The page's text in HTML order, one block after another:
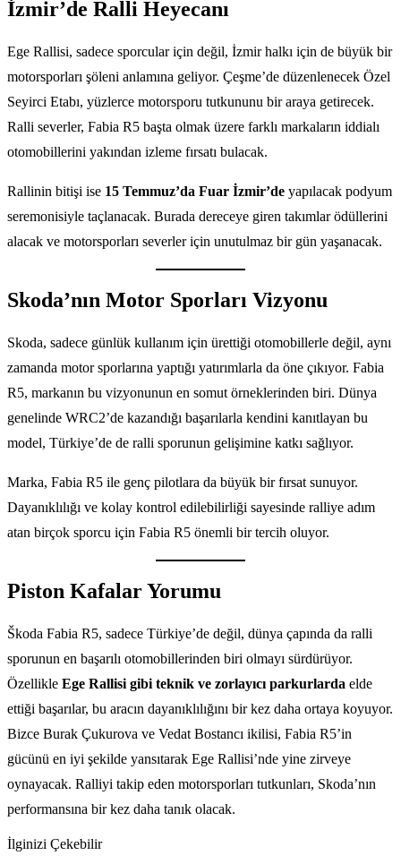
İzmir’de Ralli Heyecanı
Ege Rallisi, sadece sporcular için değil, İzmir halkı için de büyük bir
motorsporları şöleni anlamına geliyor. Çeşme’de düzenlenecek Özel
Seyirci Etabı, yüzlerce motorsporu tutkununu bir araya getirecek.
Ralli severler, Fabia R5 başta olmak üzere farklı markaların iddialı
otomobillerini yakından izleme fırsatı bulacak.
Rallinin bitişi ise 15 Temmuz’da Fuar İzmir’de yapılacak podyum
seremonisiyle taçlanacak. Burada dereceye giren takımlar ödüllerini
alacak ve motorsporları severler için unutulmaz bir gün yaşanacak.
Skoda’nın Motor Sporları Vizyonu
Skoda, sadece günlük kullanım için ürettiği otomobillerle değil, aynı
zamanda motor sporlarına yaptığı yatırımlarla da öne çıkıyor. Fabia
R5, markanın bu vizyonunun en somut örneklerinden biri. Dünya
genelinde WRC2’de kazandığı başarılarla kendini kanıtlayan bu
model, Türkiye’de de ralli sporunun gelişimine katkı sağlıyor.
Marka, Fabia R5 ile genç pilotlara da büyük bir fırsat sunuyor.
Dayanıklılığı ve kolay kontrol edilebilirliği sayesinde ralliye adım
atan birçok sporcu için Fabia R5 önemli bir tercih oluyor.
Piston Kafalar Yorumu
Škoda Fabia R5, sadece Türkiye’de değil, dünya çapında da ralli
sporunun en başarılı otomobillerinden biri olmayı sürdürüyor.
Özellikle Ege Rallisi gibi teknik ve zorlayıcı parkurlarda elde
ettiği başarılar, bu aracın dayanıklılığını bir kez daha ortaya koyuyor.
Bizce Burak Çukurova ve Vedat Bostancı ikilisi, Fabia R5’in
gücünü en iyi şekilde yansıtarak Ege Rallisi’nde yine zirveye
oynayacak. Ralliyi takip eden motorsporları tutkunları, Skoda’nın
performansına bir kez daha tanık olacak.
İlginizi Çekebilir